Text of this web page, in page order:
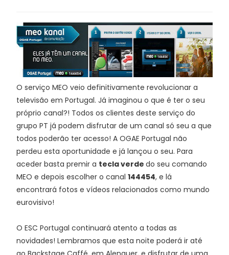
O serviço MEO veio definitivamente revolucionar a
televisão em Portugal. Já imaginou o que é ter o seu
próprio canal?! Todos os clientes deste serviço do
grupo PT já podem disfrutar de um canal só seu a que
todos poderão ter acesso! A OGAE Portugal não
perdeu esta oportunidade e já lançou o seu. Para
aceder basta premir a tecla verde do seu comando
MEO e depois escolher o canal 144454, e lá
encontrará fotos e vídeos relacionados como mundo
eurovisivo!
O ESC Portugal continuará atento a todas as
novidades! Lembramos que esta noite poderá ir até